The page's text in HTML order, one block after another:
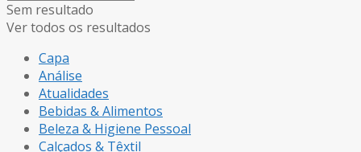
Sem resultado
Ver todos os resultados
Capa
Análise
Atualidades
Bebidas & Alimentos
Beleza & Higiene Pessoal
Calçados & Têxtil